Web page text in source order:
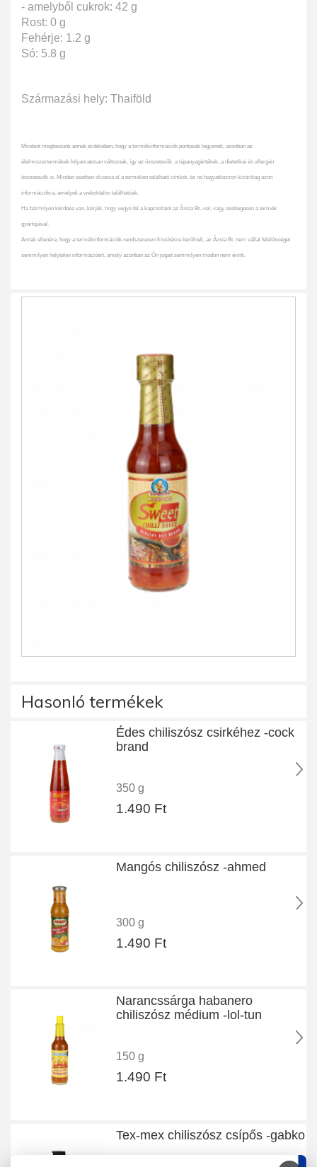
- amelyből cukrok: 42 g
Rost: 0 g
Fehérje: 1.2 g
Só: 5.8 g
Származási hely: Thaiföld
Mindent megteszünk annak érdekében, hogy a termékinformációk pontosak legyenek, azonban az
élelmiszertermékek folyamatosan változnak, így az összetevők, a tápanyagértékek, a dietetikai és allergén
összetevők is. Minden esetben olvassa el a terméken található címkét, és ne hagyatkozzon kizárólag azon
információkra, amelyek a weboldalon találhatóak.
Ha bármilyen kérdése van, kérjük, hogy vegye fel a kapcsolatot az Ázsia Bt.-vel, vagy esetlegesen a termék
gyártójával.
Annak ellenére, hogy a termékinformációk rendszeresen frissítésre kerülnek, az Ázsia Bt. nem vállal felelősséget
semmilyen helytelen információért, amely azonban az Ön jogait semmilyen módon nem érinti.
Hasonló termékek
Édes chiliszósz csirkéhez -cock
brand
350 g
1.490 Ft
Mangós chiliszósz -ahmed
300 g
1.490 Ft
Narancssárga habanero
chiliszósz médium -lol-tun
150 g
1.490 Ft
Tex-mex chiliszósz csípős -gabko